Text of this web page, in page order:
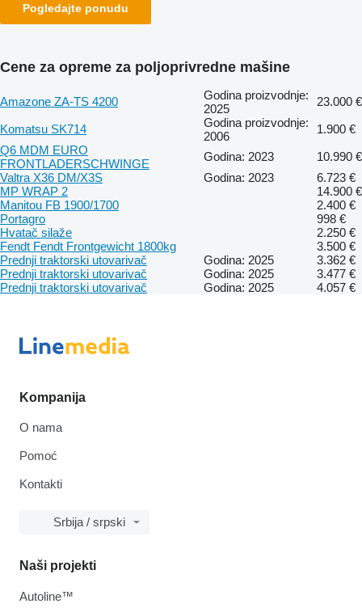
Pogledajte ponudu
Cene za opreme za poljoprivredne mašine
Amazone ZA-TS 4200
Godina proizvodnje:
2025
23.000 €
Komatsu SK714
Godina proizvodnje:
2006
1.900 €
Q6 MDM EURO
FRONTLADERSCHWINGE
Godina: 2023
10.990 €
Valtra X36 DM/X3S
Godina: 2023
6.723 €
MP WRAP 2
14.900 €
Manitou FB 1900/1700
2.400 €
Portagro
998 €
Hvatač silaže
2.250 €
Fendt Fendt Frontgewicht 1800kg
3.500 €
Prednji traktorski utovarivač
Godina: 2025
3.362 €
Prednji traktorski utovarivač
Godina: 2025
3.477 €
Prednji traktorski utovarivač
Godina: 2025 4.057 €
Kompanija
O nama
Pomoć
Kontakti
Srbija / srpski
Naši projekti
Autoline™